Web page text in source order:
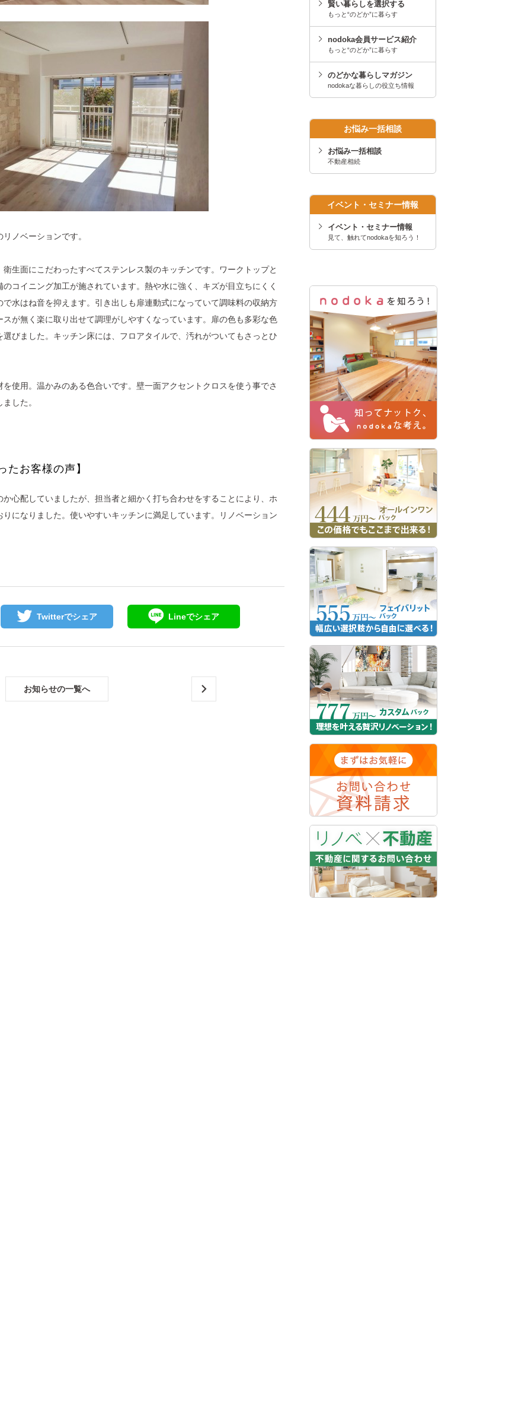
ノベーションです。
生面にこだわったすべてステンレス製のキッチンです。ワークトップと
コイニング加工が施されています。熱や水に強く、キズが目立ちにくく
水はね音を抑えます。引き出しも扉連動式になっていて調味料の収納方
が無く楽に取り出せて調理がしやすくなっています。扉の色も多彩な色
びました。キッチン床には、フロアタイルで、汚れがついてもさっとひ
使用。温かみのある色合いです。壁一面アクセントクロスを使う事でさ
した。
たお客様の声】
心配していましたが、担当者と細かく打ち合わせをすることにより、ホ
になりました。使いやすいキッチンに満足しています。リノベーション
Twitterでシェア Lineでシェア
お知らせの一覧へ
賢い暮らしを選択する
もっと“のどか”に暮らす
nodoka会員サービス紹介
もっと“のどか”に暮らす
のどかな暮らしマガジン
nodokaな暮らしの役立ち情報
お悩み一括相談
お悩み一括相談
不動産相続
イベント・セミナー情報
イベント・セミナー情報
見て、触れてnodokaを知ろう！